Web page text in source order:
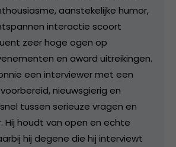
aanstekelijke humor,
interactie scoort
zeer hoge ogen op
en award uitreikingen.
een interviewer met een
nieuwsgierig en
tussen serieuze vragen en
Hij houdt van open en echte
hij degene die hij interviewt